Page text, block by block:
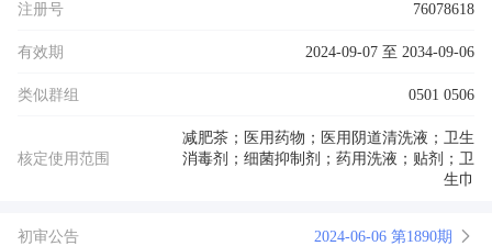
注册号 76078618
有效期 2024-09-07 至 2034-09-06
类似群组 0501 0506
核定使用范围
减肥茶；医用药物；医用阴道清洗液；卫生
消毒剂；细菌抑制剂；药用洗液；贴剂；卫
生巾
初审公告 2024-06-06 第1890期